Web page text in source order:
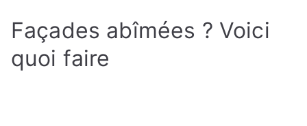
Façades abîmées ? Voici
quoi faire